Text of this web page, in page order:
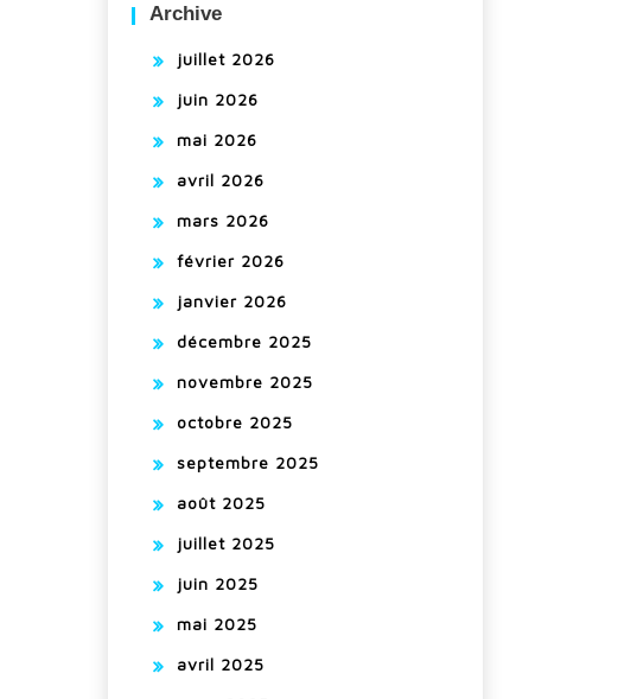
Archive
juillet 2026
juin 2026
mai 2026
avril 2026
mars 2026
février 2026
janvier 2026
décembre 2025
novembre 2025
octobre 2025
septembre 2025
août 2025
juillet 2025
juin 2025
mai 2025
avril 2025